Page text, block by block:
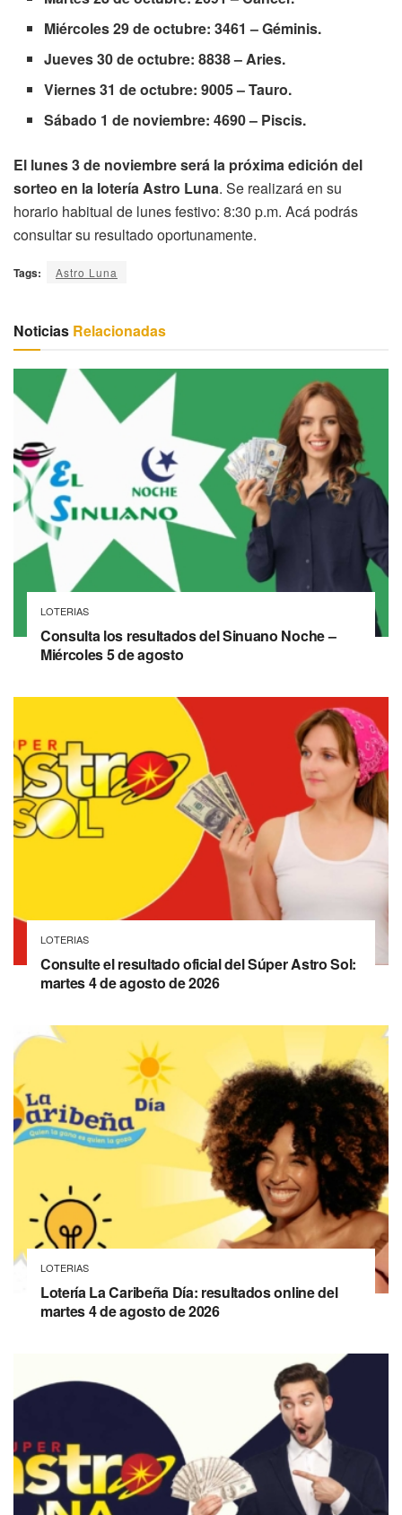
Miércoles 29 de octubre: 3461 – Géminis.
Jueves 30 de octubre: 8838 – Aries.
Viernes 31 de octubre: 9005 – Tauro.
Sábado 1 de noviembre: 4690 – Piscis.
El lunes 3 de noviembre será la próxima edición del
sorteo en la lotería Astro Luna. Se realizará en su
horario habitual de lunes festivo: 8:30 p.m. Acá podrás
consultar su resultado oportunamente.
Tags: Astro Luna
Noticias Relacionadas
LOTERIAS
Consulta los resultados del Sinuano Noche –
Miércoles 5 de agosto
LOTERIAS
Consulte el resultado oficial del Súper Astro Sol:
martes 4 de agosto de 2026
LOTERIAS
Lotería La Caribeña Día: resultados online del
martes 4 de agosto de 2026